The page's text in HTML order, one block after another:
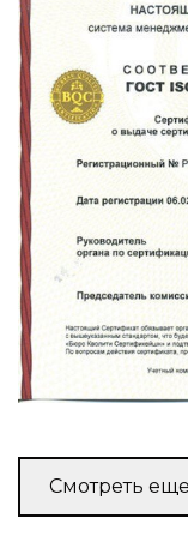
Смотреть еще